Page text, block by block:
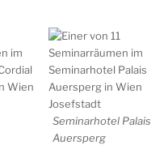
Seminarhotel Palais
Auersperg